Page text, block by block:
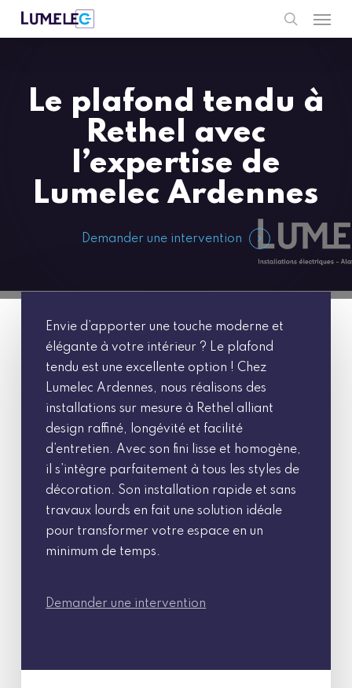
Skip
search
Le plafond tendu à
Rethel avec
l’expertise de
Lumelec Ardennes
Demander une intervention
Envie d’apporter une touche moderne et
élégante à votre intérieur ? Le plafond
tendu est une excellente option ! Chez
Lumelec Ardennes, nous réalisons des
installations sur mesure à Rethel alliant
design raffiné, longévité et facilité
d’entretien. Avec son fini lisse et homogène,
il s’intègre parfaitement à tous les styles de
décoration. Son installation rapide et sans
travaux lourds en fait une solution idéale
pour transformer votre espace en un
minimum de temps.
Demander une intervention